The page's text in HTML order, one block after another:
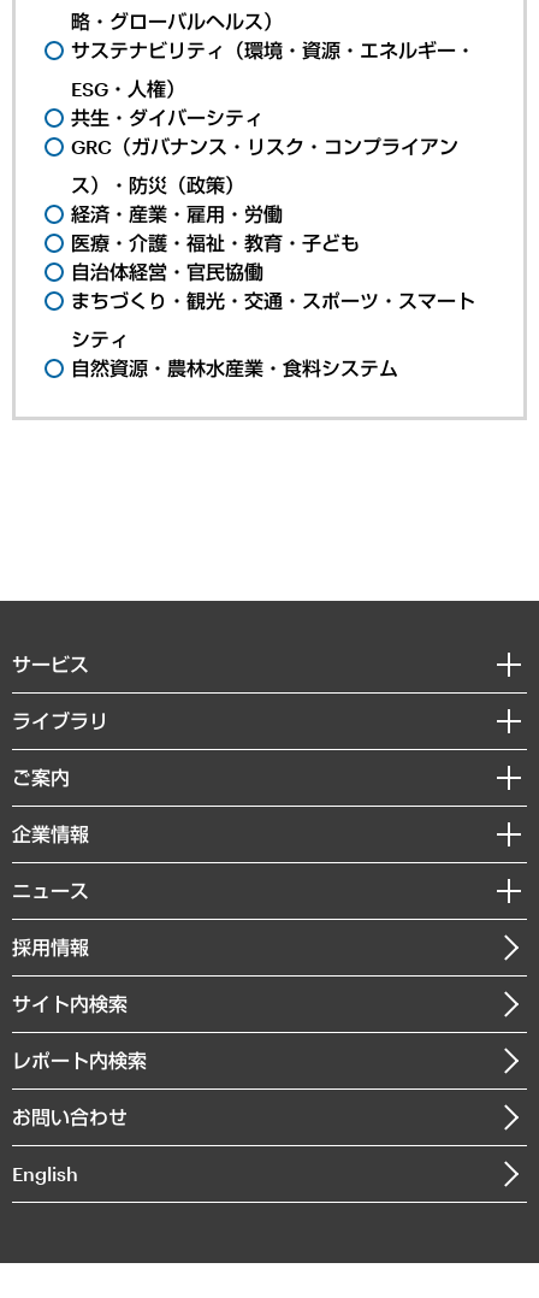
略・グローバルヘルス）
サステナビリティ（環境・資源・エネルギー・
ESG・人権）
共生・ダイバーシティ
GRC（ガバナンス・リスク・コンプライアン
ス）・防災（政策）
経済・産業・雇用・労働
医療・介護・福祉・教育・子ども
自治体経営・官民協働
まちづくり・観光・交通・スポーツ・スマート
シティ
自然資源・農林水産業・食料システム
サービス
経営戦略
組織・人事戦略
デジタルイノベーション
共生・ダイバーシティ
GRC（ガバナンス・リスク・コンプライアンス）・防災（政策）
経済・産業・雇用・労働
まちづくり・観光・交通・スポーツ・スマートシティ
自然資源・農林水産業・食料システム
ライブラリ
経済調査
レポート
コラム
経営用語集
受託・受注実績（官公庁関連）
メディア掲載・出演
ご案内
セミナー・イベント情報
MUFGビジネスセミナー
受託案件情報
企業情報
私たちの想い
社長メッセージ
会社概要
沿革
組織図・本部部室紹介
インドネシア現地法人
個人情報保護方針
ニュース
ニュースリリース
お知らせ
採用情報
サイト内検索
レポート内検索
お問い合わせ
English